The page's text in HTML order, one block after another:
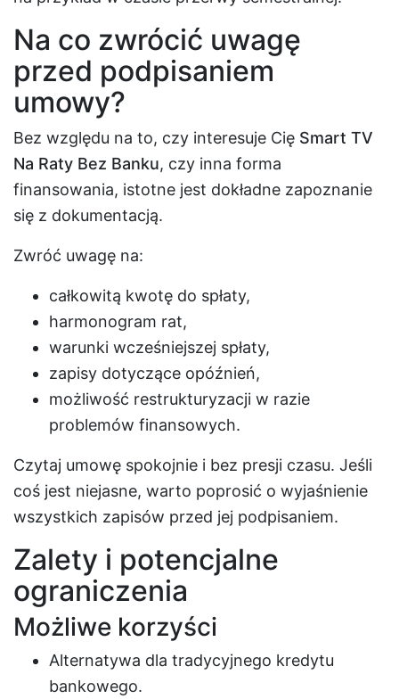
Na co zwrócić uwagę
przed podpisaniem
umowy?
Bez względu na to, czy interesuje Cię Smart TV
Na Raty Bez Banku, czy inna forma
finansowania, istotne jest dokładne zapoznanie
się z dokumentacją.
Zwróć uwagę na:
całkowitą kwotę do spłaty,
harmonogram rat,
warunki wcześniejszej spłaty,
zapisy dotyczące opóźnień,
możliwość restrukturyzacji w razie
problemów finansowych.
Czytaj umowę spokojnie i bez presji czasu. Jeśli
coś jest niejasne, warto poprosić o wyjaśnienie
wszystkich zapisów przed jej podpisaniem.
Zalety i potencjalne
ograniczenia
Możliwe korzyści
Alternatywa dla tradycyjnego kredytu
bankowego.